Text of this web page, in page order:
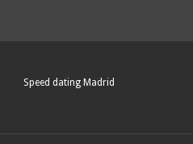
Speed dating Madrid